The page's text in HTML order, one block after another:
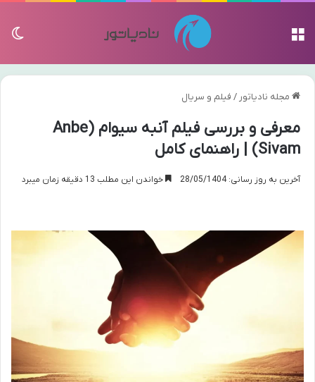
مجله نادیاتور / فیلم و سریال
معرفی و بررسی فیلم آنبه سیوام (Anbe
Sivam) | راهنمای کامل
آخرین به روز رسانی: 28/05/1404 خواندن این مطلب 13 دقیقه زمان میبرد